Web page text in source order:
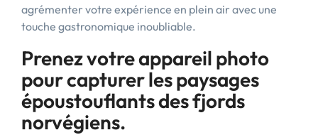
agrémenter votre expérience en plein air avec une
touche gastronomique inoubliable.
Prenez votre appareil photo
pour capturer les paysages
époustouflants des fjords
norvégiens.